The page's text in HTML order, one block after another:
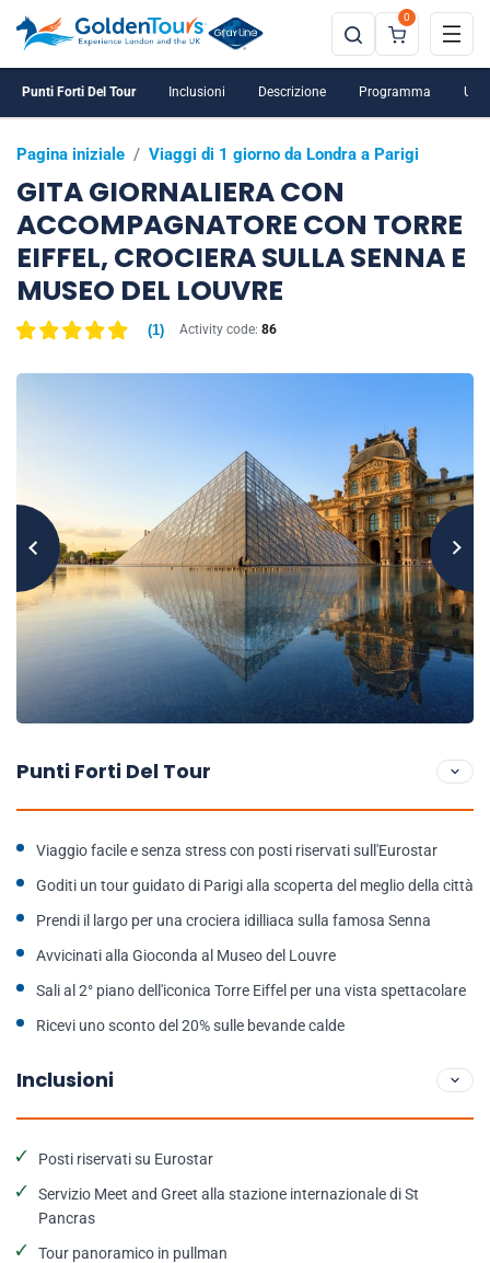
0
Pagina iniziale / Viaggi di 1 giorno da Londra a Parigi
GITA GIORNALIERA CON
ACCOMPAGNATORE CON TORRE
EIFFEL, CROCIERA SULLA SENNA E
MUSEO DEL LOUVRE
(1) Activity code: 86
Punti Forti Del Tour Inclusioni Descrizione Programma
Punti Forti Del Tour
Viaggio facile e senza stress con posti riservati sull'Eurostar
Goditi un tour guidato di Parigi alla scoperta del meglio della città
Prendi il largo per una crociera idilliaca sulla famosa Senna
Avvicinati alla Gioconda al Museo del Louvre
Sali al 2° piano dell'iconica Torre Eiffel per una vista spettacolare
Ricevi uno sconto del 20% sulle bevande calde
Inclusioni
Posti riservati su Eurostar
Servizio Meet and Greet alla stazione internazionale di St
Pancras
Tour panoramico in pullman